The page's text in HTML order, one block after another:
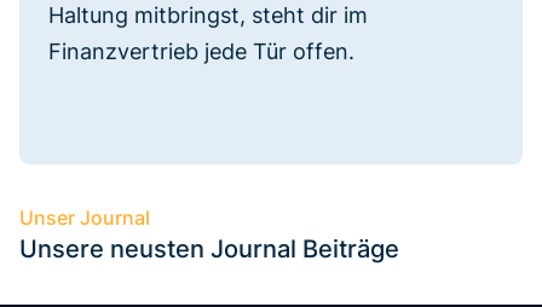
Haltung mitbringst, steht dir im
Finanzvertrieb jede Tür offen.
Unser Journal
Unsere neusten Journal Beiträge